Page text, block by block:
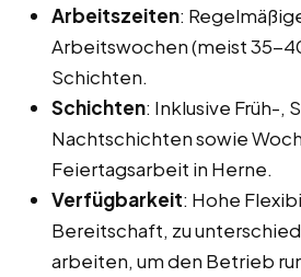
Arbeitszeiten:
Arbeitswochen (meist 35-
Schichten.
Schichten: Inklusive Früh-,
Nachtschichten sowie
Feiertagsarbeit in Herne.
Verfügbarkeit: Hohe
Bereitschaft, zu
arbeiten, um den Betrieb